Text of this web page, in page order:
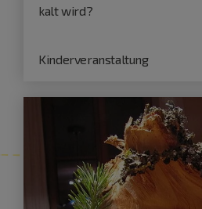
kalt wird?
Kinderveranstaltung